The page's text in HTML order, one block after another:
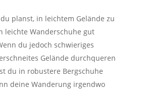
planst, in leichtem Gelände zu
leichte Wanderschuhe gut
du jedoch schwieriges
Gelände durchqueren
du in robustere Bergschuhe
deine Wanderung irgendwo